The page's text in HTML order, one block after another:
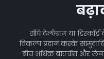
सीधे टेलीग्राम या
विकल्प प्रदान करके
बीच अधिक बातचीत और